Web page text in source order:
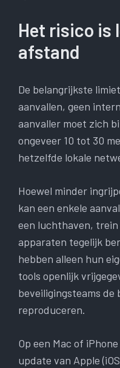
Het risico is
afstand
De belangrijkste
aanvallen, geen
aanvaller moet zich
ongeveer 10 tot 30
hetzelfde lokale
Hoewel minder
kan een enkele
een luchthaven,
apparaten tegelijk
hebben alleen hun
tools openlijk
beveiligingsteams de
reproduceren.
Op een Mac of
update van Apple